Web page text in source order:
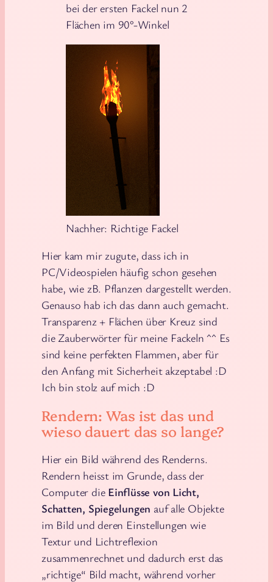
bei der ersten Fackel nun 2
Flächen im 90°-Winkel
Nachher: Richtige Fackel
Hier kam mir zugute, dass ich in
PC/Videospielen häufig schon gesehen
habe, wie zB. Pflanzen dargestellt werden.
Genauso hab ich das dann auch gemacht.
Transparenz + Flächen über Kreuz sind
die Zauberwörter für meine Fackeln ^^ Es
sind keine perfekten Flammen, aber für
den Anfang mit Sicherheit akzeptabel :D
Ich bin stolz auf mich :D
Rendern: Was ist das und
wieso dauert das so lange?
Hier ein Bild während des Renderns.
Rendern heisst im Grunde, dass der
Computer die Einflüsse von Licht,
Schatten, Spiegelungen auf alle Objekte
im Bild und deren Einstellungen wie
Textur und Lichtreflexion
zusammenrechnet und dadurch erst das
„richtige“ Bild macht, während vorher